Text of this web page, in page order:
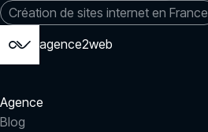
Création de sites internet en France
agence2web
Agence
Blog